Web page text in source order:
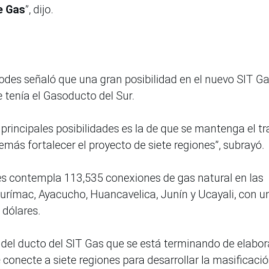
Gas”, dijo.
señaló que una gran posibilidad en el nuevo SIT
el Gasoducto del Sur.
posibilidades es la de que se mantenga el
fortalecer el proyecto de siete regiones”, subrayó.
contempla 113,535 conexiones de gas natural en las
Ayacucho, Huancavelica, Junín y Ucayali, con
ducto del SIT Gas que se está terminando de
a siete regiones para desarrollar la